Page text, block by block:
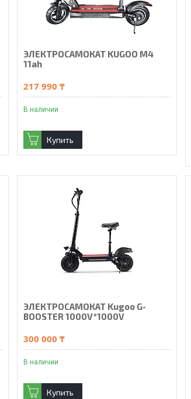
ЭЛЕКТРОСАМОКАТ KUGOO M4
11ah
217 990 ₸
В наличии
Купить
ЭЛЕКТРОСАМОКАТ Kugoo G-
BOOSTER 1000V*1000V
300 000 ₸
В наличии
Купить